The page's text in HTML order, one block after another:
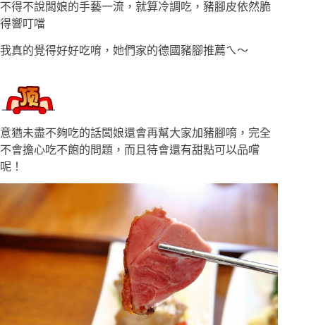
不得不說闆娘的手藝一流，就算冷調吃，豬腳皮依然脆
得響叮噹
我真的覺得好好吃唷，她們家的德國豬腳推薦ㄟ〜
意猶未盡不夠吃的話闆娘還會再幫大家加豬腳唷，完全
不會擔心吃不飽的問題，而且待會還有甜點可以品嚐
呢！